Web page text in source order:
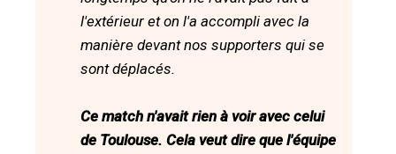
l'extérieur et on l'a accompli avec la
manière devant nos supporters qui se
sont déplacés.
Ce match n'avait rien à voir avec celui
de Toulouse. Cela veut dire que l'équipe